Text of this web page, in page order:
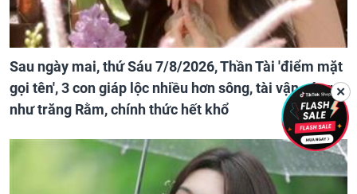
Sau ngày mai, thứ Sáu 7/8/2026, Thần Tài 'điểm mặt
gọi tên', 3 con giáp lộc nhiều hơn sông, tài vận sáng
như trăng Rằm, chính thức hết khổ
✕